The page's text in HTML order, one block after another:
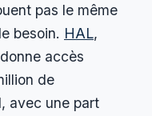
pas le même
besoin. HAL,
accès
de
avec une part